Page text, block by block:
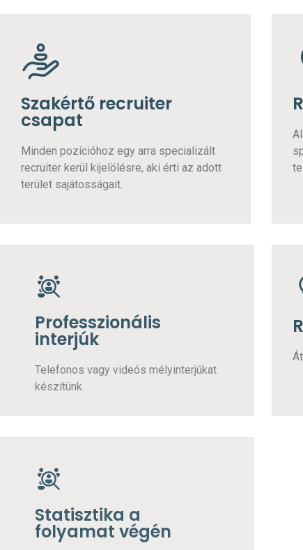
Szakértő recruiter
csapat
Minden pozícióhoz egy arra specializált
recruiter kerül kijelölésre, aki érti az adott
terület sajátosságait.
Professzionális
interjúk
Telefonos vagy videós mélyinterjúkat
készítünk.
Statisztika a
folyamat végén